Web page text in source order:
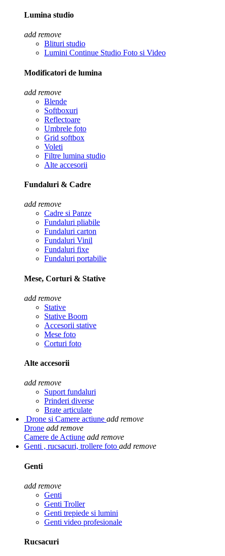
Lumina studio
add remove
Blituri studio
Lumini Continue Studio Foto si Video
Modificatori de lumina
add remove
Blende
Softboxuri
Reflectoare
Umbrele foto
Grid softbox
Voleti
Filtre lumina studio
Alte accesorii
Fundaluri & Cadre
add remove
Cadre si Panze
Fundaluri pliabile
Fundaluri carton
Fundaluri Vinil
Fundaluri fixe
Fundaluri portabilie
Mese, Corturi & Stative
add remove
Stative
Stative Boom
Accesorii stative
Mese foto
Corturi foto
Alte accesorii
add remove
Suport fundaluri
Prinderi diverse
Brate articulate
Drone si Camere actiune add remove
Drone add remove
Camere de Actiune add remove
Genti , rucsacuri, trollere foto add remove
Genti
add remove
Genti
Genti Troller
Genti trepiede si lumini
Genti video profesionale
Rucsacuri